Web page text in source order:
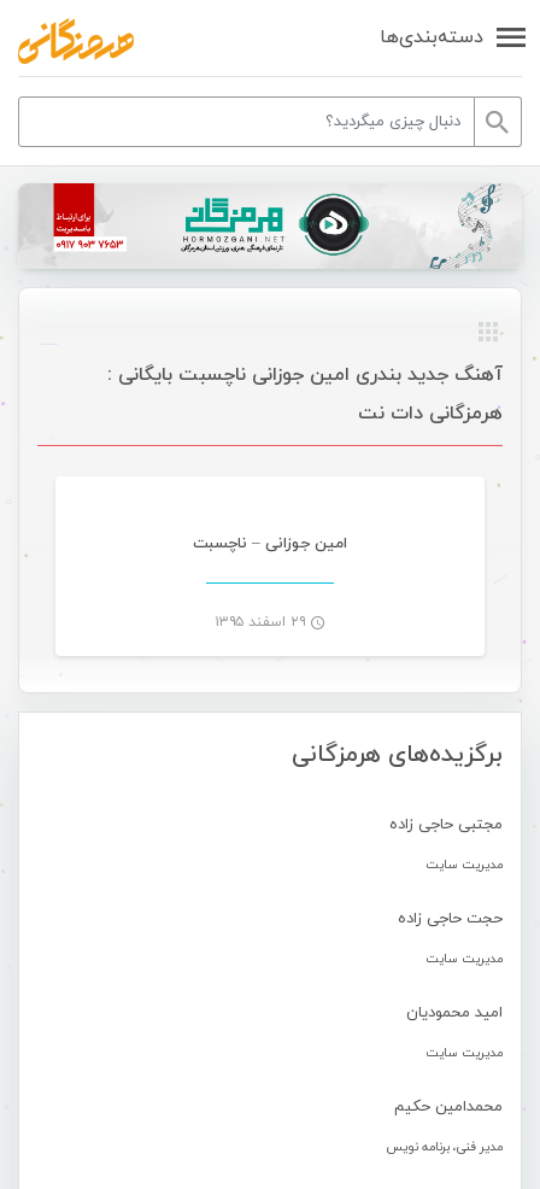
دسته‌بندی‌ها
برگزیده‌های هرمزگانی
مجتبی حاجی زاده
مدیریت سایت
حجت حاجی زاده
مدیریت سایت
امید محمودیان
مدیریت سایت
محمدامین حکیم
مدیر فنی، برنامه نویس
آهنگ جدید بندری امین جوزانی ناچسبت بایگانی :
هرمزگانی دات نت
امین جوزانی – ناچسبت
۲۹ اسفند ۱۳۹۵